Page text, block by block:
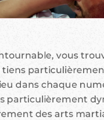
vous
dans chaque
particulièrement
des arts